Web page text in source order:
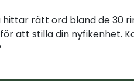
hittar rätt ord bland de 30
att stilla din nyfikenhet.